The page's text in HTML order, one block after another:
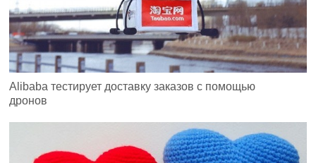
Alibaba тестирует доставку заказов с помощью
дронов